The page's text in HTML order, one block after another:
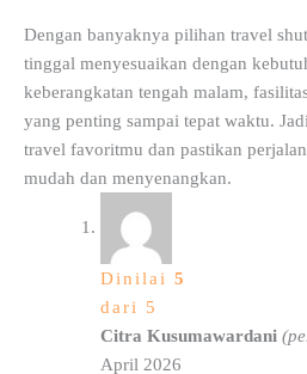
Dengan banyaknya pilihan travel
tinggal menyesuaikan dengan
keberangkatan tengah malam,
yang penting sampai tepat waktu.
travel favoritmu dan pastikan
mudah dan menyenangkan.
Dinilai 5
dari 5
Citra Kusumawardani
April 2026